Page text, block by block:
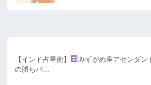
【インド占星術】
みずがめ座アセンダン
の勝ちパ…